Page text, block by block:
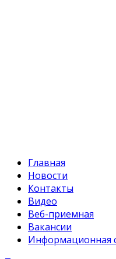
Главная
Новости
Контакты
Видео
Веб-приемная
Вакансии
Информационная